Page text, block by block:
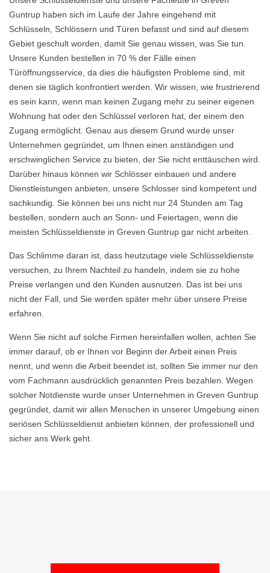
Guntrup haben sich im Laufe der Jahre eingehend mit
Schlüsseln, Schlössern und Türen befasst und sind auf diesem
Gebiet geschult worden, damit Sie genau wissen, was Sie tun.
Unsere Kunden bestellen in 70 % der Fälle einen
Türöffnungsservice, da dies die häufigsten Probleme sind, mit
denen sie täglich konfrontiert werden. Wir wissen, wie frustrierend
es sein kann, wenn man keinen Zugang mehr zu seiner eigenen
Wohnung hat oder den Schlüssel verloren hat, der einem den
Zugang ermöglicht. Genau aus diesem Grund wurde unser
Unternehmen gegründet, um Ihnen einen anständigen und
erschwinglichen Service zu bieten, der Sie nicht enttäuschen wird.
Darüber hinaus können wir Schlösser einbauen und andere
Dienstleistungen anbieten, unsere Schlosser sind kompetent und
sachkundig. Sie können bei uns nicht nur 24 Stunden am Tag
bestellen, sondern auch an Sonn- und Feiertagen, wenn die
meisten Schlüsseldienste in Greven Guntrup gar nicht arbeiten.
Das Schlimme daran ist, dass heutzutage viele Schlüsseldienste
versuchen, zu Ihrem Nachteil zu handeln, indem sie zu hohe
Preise verlangen und den Kunden ausnutzen. Das ist bei uns
nicht der Fall, und Sie werden später mehr über unsere Preise
erfahren.
Wenn Sie nicht auf solche Firmen hereinfallen wollen, achten Sie
immer darauf, ob er Ihnen vor Beginn der Arbeit einen Preis
nennt, und wenn die Arbeit beendet ist, sollten Sie immer nur den
vom Fachmann ausdrücklich genannten Preis bezahlen. Wegen
solcher Notdienste wurde unser Unternehmen in Greven Guntrup
gegründet, damit wir allen Menschen in unserer Umgebung einen
seriösen Schlüsseldienst anbieten können, der professionell und
sicher ans Werk geht.